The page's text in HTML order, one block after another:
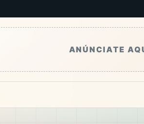
ANÚNCIATE